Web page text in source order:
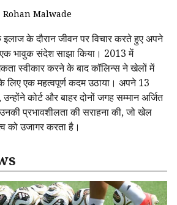
Rohan Malwade
के दौरान जीवन पर विचार करते हुए अपने
भावुक संदेश साझा किया। 2013 में
स्वीकार करने के बाद कॉलिन्स ने खेलों में
लिए एक महत्वपूर्ण कदम उठाया। अपने 13
कोर्ट और बाहर दोनों जगह सम्मान अर्जित
प्रभावशीलता की सराहना की, जो खेल
को उजागर करता है।